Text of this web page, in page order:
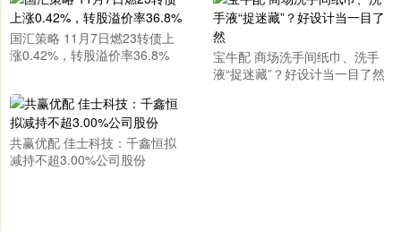
国汇策略 11月7日燃23转债上
涨0.42%，转股溢价率36.8%
宝牛配 商场洗手间纸巾、洗手
液“捉迷藏”？好设计当一目了然
共赢优配 佳士科技：千鑫恒拟
减持不超3.00%公司股份